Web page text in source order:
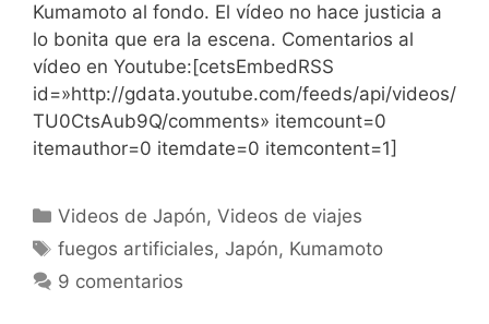
Kumamoto al fondo. El vídeo no hace justicia a
lo bonita que era la escena. Comentarios al
vídeo en Youtube:[cetsEmbedRSS
id=»http://gdata.youtube.com/feeds/api/videos/
TU0CtsAub9Q/comments» itemcount=0
itemauthor=0 itemdate=0 itemcontent=1]
Categorías
Videos de Japón,Videos de viajes
Etiquetas
fuegos artificiales,Japón, Kumamoto
9 comentarios